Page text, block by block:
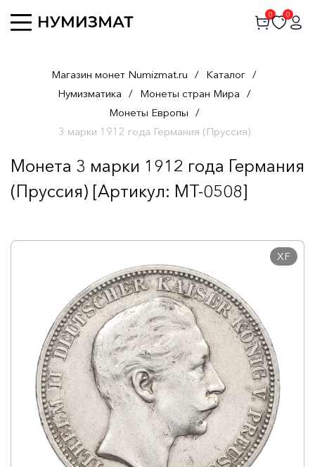
0 0
Магазин монет Numizmat.ru / Каталог /
Нумизматика / Монеты стран Мира /
Монеты Европы /
3 марки 1912 года Германия (Пруссия)
Монета 3 марки 1912 года Германия
(Пруссия) [Артикул: MT-0508]
XF